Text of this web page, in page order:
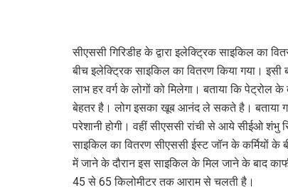
सीएससी गिरिडीह के द्वारा इलेक्ट्रिक साइकिल का
बीच इलेक्ट्रिक साइकिल का वितरण किया गया।
लाभ हर वर्ग के लोगों को मिलेगा। बताया कि पेट्रोल
बेहतर है। लोग इसका खूब आनंद ले सकते है। बताया
परेशानी होगी। वहीं सीएससी रांची से आये सीईओ शंभु
साइकिल का वितरण सीएससी ईस्ट जॉन के कर्मियों के
में जाने के दौरान इस साइकिल के मिल जाने के बाद
45 से 65 किलोमीटर तक आराम से चलती है।